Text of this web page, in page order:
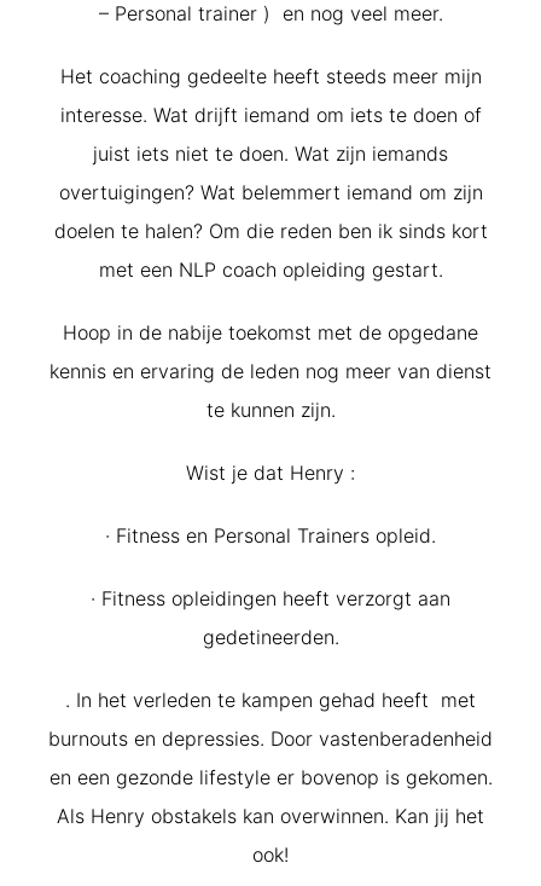
– Personal trainer ) en nog veel meer.
Het coaching gedeelte heeft steeds meer mijn
interesse. Wat drijft iemand om iets te doen of
juist iets niet te doen. Wat zijn iemands
overtuigingen? Wat belemmert iemand om zijn
doelen te halen? Om die reden ben ik sinds kort
met een NLP coach opleiding gestart.
Hoop in de nabije toekomst met de opgedane
kennis en ervaring de leden nog meer van dienst
te kunnen zijn.
Wist je dat Henry :
· Fitness en Personal Trainers opleid.
· Fitness opleidingen heeft verzorgt aan
gedetineerden.
. In het verleden te kampen gehad heeft met
burnouts en depressies. Door vastenberadenheid
en een gezonde lifestyle er bovenop is gekomen.
Als Henry obstakels kan overwinnen. Kan jij het
ook!